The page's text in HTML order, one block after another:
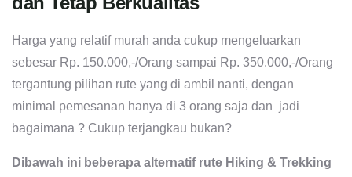
Harga yang relatif murah anda cukup mengeluarkan
sebesar Rp. 150.000,-/Orang sampai Rp. 350.000,-/Orang
tergantung pilihan rute yang di ambil nanti, dengan
minimal pemesanan hanya di 3 orang saja dan jadi
bagaimana ? Cukup terjangkau bukan?
Dibawah ini beberapa alternatif rute Hiking & Trekking